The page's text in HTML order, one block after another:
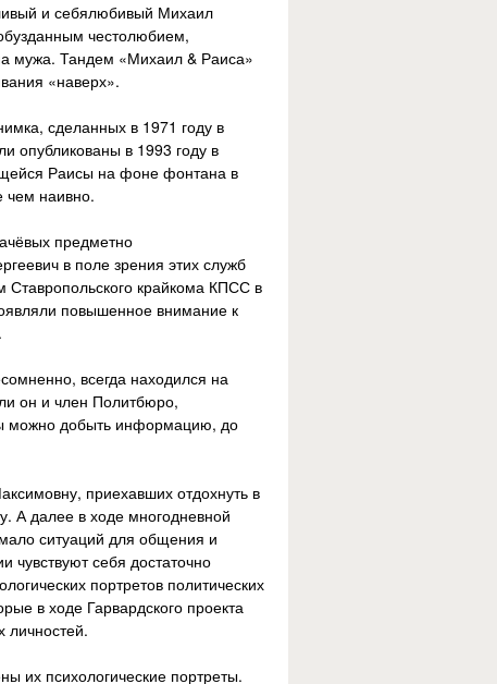
и себялюбивый Михаил
честолюбием,
мужа. Тандем «Михаил & Раиса»
«наверх».
сделанных в 1971 году в
в 1993 году в
Раисы на фоне фонтана в
чем наивно.
предметно
в поле зрения этих служб
Ставропольского крайкома КПСС в
повышенное внимание к
всегда находился на
он и член Политбюро,
можно добыть информацию, до
приехавших отдохнуть в
А далее в ходе многодневной
ситуаций для общения и
чувствуют себя достаточно
портретов политических
в ходе Гарвардского проекта
личностей.
их психологические портреты.